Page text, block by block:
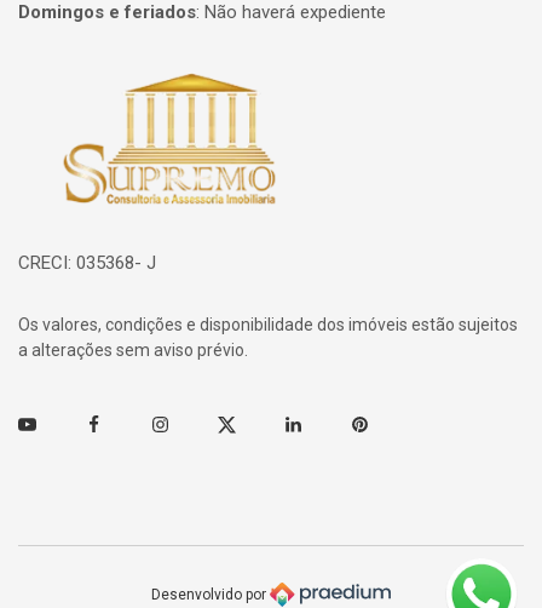
Domingos e feriados: Não haverá expediente
Página inicial
CRECI: 035368- J
Os valores, condições e disponibilidade dos imóveis estão sujeitos
a alterações sem aviso prévio.
Youtube FacebookInstagramTwitter Linkedin Pinterest
Desenvolvido por